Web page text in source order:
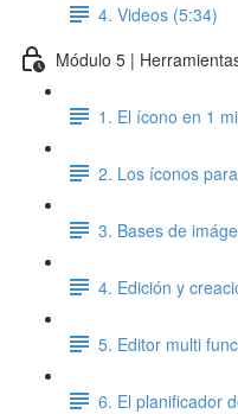
4. Videos (5:34)
Módulo 5 |
1. El ícono en 1
2. Los íconos
3. Bases de
4. Edición y
5. Editor multi
6. El planificador